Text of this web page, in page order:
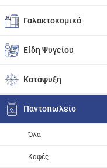
Γαλακτοκομικά
Είδη Ψυγείου
Κατάψυξη
Παντοπωλείο
Όλα
Καφές